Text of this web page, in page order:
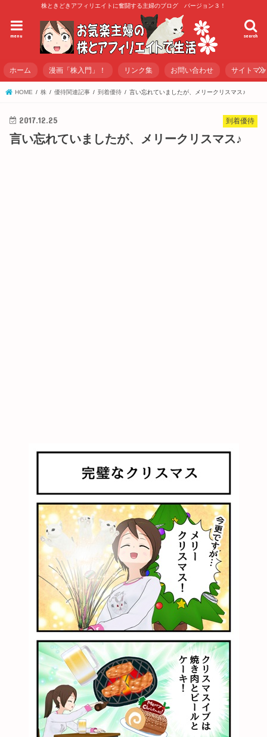
株ときどきアフィリエイトに奮闘する主婦のブログ バージョン３！
search
menu
ホーム 漫画「株入門」！ リンク集 お問い合わせ サイトマ
HOME 株 優待関連記事 到着優待 言い忘れていましたが、メリークリスマス♪
到着優待
2017.12.25
言い忘れていましたが、メリークリスマス♪